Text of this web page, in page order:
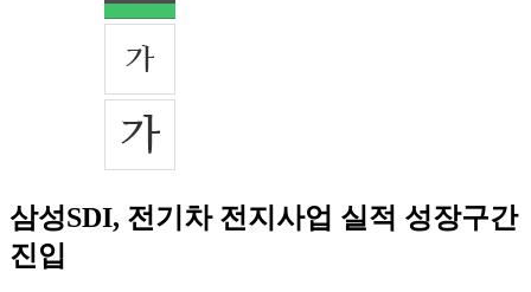
삼성SDI, 전기차 전지사업 실적 성장구간
진입